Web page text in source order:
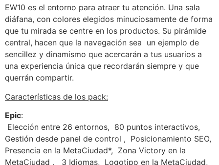
EW10 es el entorno para atraer tu atención. Una sala
diáfana, con colores elegidos minuciosamente de forma
que tu mirada se centre en los productos. Su pirámide
central, hacen que la navegación sea un ejemplo de
sencillez y dinamismo que acercarán a tus usuarios a
una experiencia única que recordarán siempre y que
querrán compartir.
Características de los pack:
Epic:
Elección entre 26 entornos, 80 puntos interactivos,
Gestión desde panel de control , Posicionamiento SEO,
Presencia en la MetaCiudad*, Zona Victory en la
MetaCiudad ,
3 Idiomas, Logotipo en la MetaCiudad,